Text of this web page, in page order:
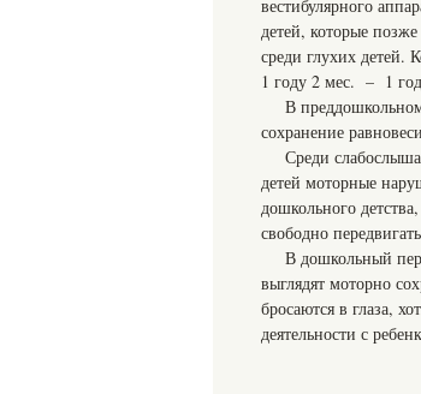
вестибулярного
детей, которые
среди глухих детей.
1 году 2 мес. – 1
В
сохранение
Среди
детей моторные
дошкольного
свободно
В дошкольный
выглядят моторно
бросаются в глаза,
деятельности с